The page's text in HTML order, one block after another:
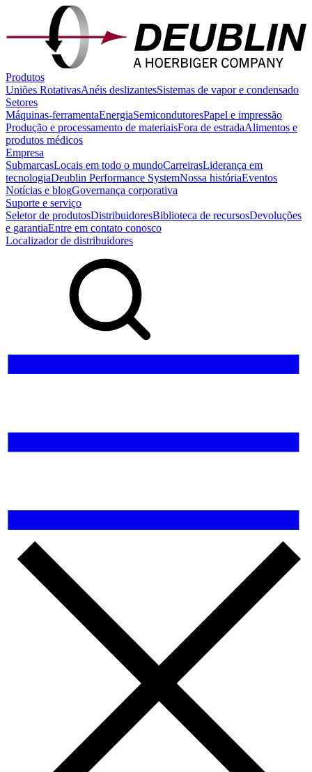
Produtos
Uniões RotativasAnéis deslizantesSistemas de vapor e condensado
Setores
Máquinas-ferramentaEnergiaSemicondutoresPapel e impressão
Produção e processamento de materiaisFora de estradaAlimentos e
produtos médicos
Empresa
SubmarcasLocais em todo o mundoCarreirasLiderança em
tecnologiaDeublin Performance SystemNossa históriaEventos
Notícias e blogGovernança corporativa
Suporte e serviço
Seletor de produtosDistribuidoresBiblioteca de recursosDevoluções
e garantiaEntre em contato conosco
Localizador de distribuidores